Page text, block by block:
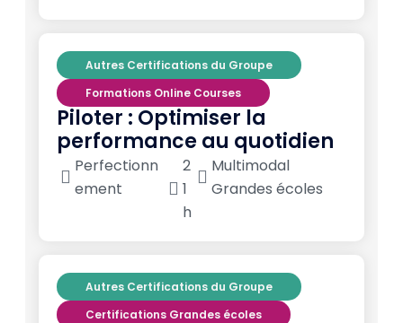
Autres Certifications du Groupe
Formations Online Courses
Piloter : Optimiser la
performance au quotidien
Perfectionn
ement
2
1
h
Multimodal
Grandes écoles
Autres Certifications du Groupe
Certifications Grandes écoles